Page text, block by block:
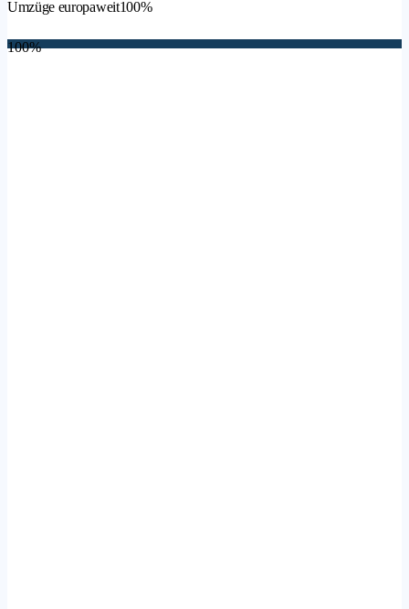
Umzüge europaweit100%
100%